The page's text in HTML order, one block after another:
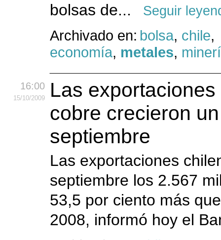
bolsas de...
Seguir
Archivado en: bolsa, chile,
economía, metales,
16:00
15/10/2009
Las
cobre crecieron
septiembre
Las exportaciones
septiembre los 2.567
53,5 por ciento más
2008, informó hoy el